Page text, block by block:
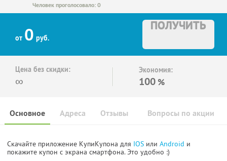
Человек проголосовало: 0
от 0 руб.
ПОЛУЧИТЬ
Цена без скидки:
∞
Экономия:
100 %
Основное Отзывы Вопросы по акции
Адреса
Скачайте приложение КупиКупона для IOS или Android и
покажите купон с экрана смартфона. Это удобно :)